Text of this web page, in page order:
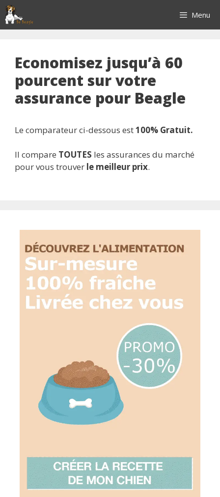
Aller
au
contenu
Menu
Economisez jusqu’à 60
pourcent sur votre
assurance pour Beagle
Le comparateur ci-dessous est100% Gratuit.
Il compare TOUTES les assurances du marché
pour vous trouver le meilleur prix.